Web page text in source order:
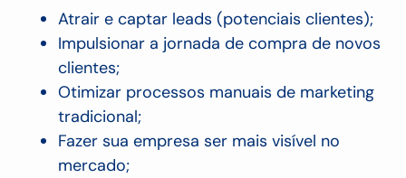
Atrair e captar leads (potenciais clientes);
Impulsionar a jornada de compra de novos
clientes;
Otimizar processos manuais de marketing
tradicional;
Fazer sua empresa ser mais visível no
mercado;